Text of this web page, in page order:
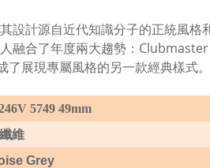
設計源自近代知識分子的正統風
融合了年度兩大趨勢：
展現專屬風格的另一款經典樣式。
5749 49mm
維
Grey